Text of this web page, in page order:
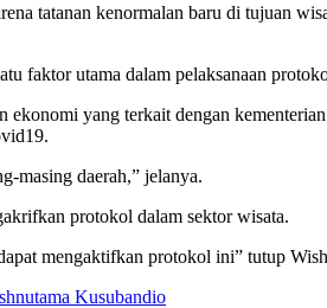
tatanan kenormalan baru di tujuan
faktor utama dalam pelaksanaan
yang terkait dengan
masing daerah,” jelanya.
protokol dalam sektor wisata.
mengaktifkan protokol ini” tutup
Kusubandio